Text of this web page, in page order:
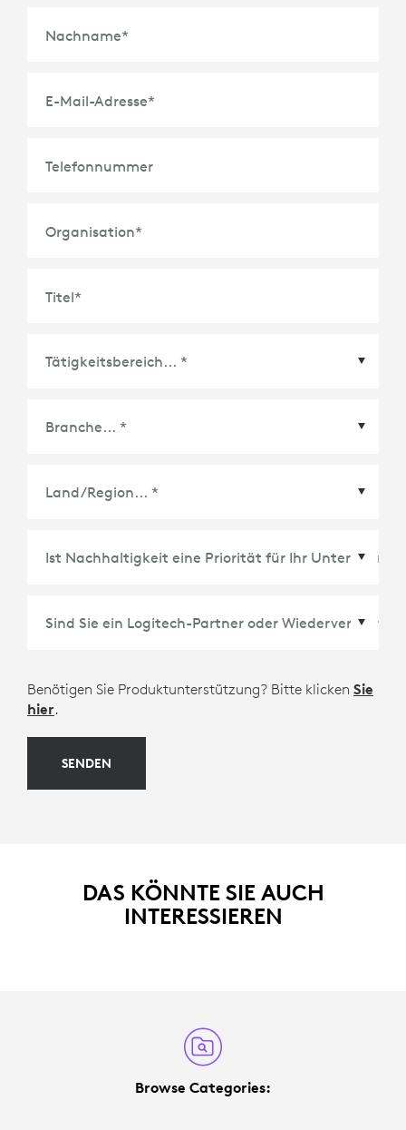
Nachname*
E-Mail-Adresse*
Telefonnummer
Organisation*
Titel*
Benötigen Sie Produktunterstützung? Bitte klicken Sie
hier.
SENDEN
DAS KÖNNTE SIE AUCH
INTERESSIEREN
Browse Categories: